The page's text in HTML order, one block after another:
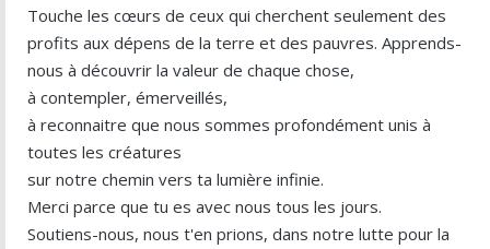
Touche les cœurs de ceux qui cherchent seulement des
profits aux dépens de la terre et des pauvres. Apprends-
nous à découvrir la valeur de chaque chose,
à contempler, émerveillés,
à reconnaitre que nous sommes profondément unis à
toutes les créatures
sur notre chemin vers ta lumière infinie.
Merci parce que tu es avec nous tous les jours.
Soutiens-nous, nous t'en prions, dans notre lutte pour la